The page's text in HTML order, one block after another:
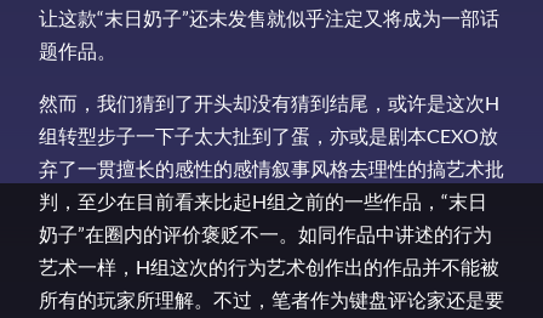
让这款“末日奶子”还未发售就似乎注定又将成为一部话
题作品。
然而，我们猜到了开头却没有猜到结尾，或许是这次H
组转型步子一下子太大扯到了蛋，亦或是剧本CEXO放
弃了一贯擅长的感性的感情叙事风格去理性的搞艺术批
判，至少在目前看来比起H组之前的一些作品，“末日
奶子”在圈内的评价褒贬不一。如同作品中讲述的行为
艺术一样，H组这次的行为艺术创作出的作品并不能被
所有的玩家所理解。不过，笔者作为键盘评论家还是要